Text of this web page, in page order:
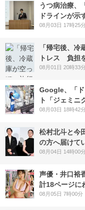
うつ病治療、
ドラインが示
08月03日 17時25分
「帰宅後、
トレス 負担
08月01日 20時33分
Google、「
ト「ジェミニ
08月03日 18時42分
松村北斗と今
の方へ届けて
08月04日 14時00分
声優・井口裕
計18ページに
08月05日 7時00分